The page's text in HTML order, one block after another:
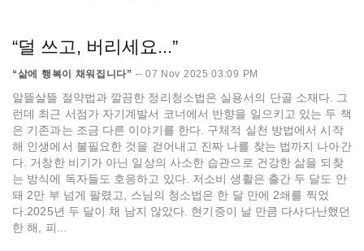
“덜 쓰고, 버리세요...”
“삶에 행복이 채워집니다” -- 07 Nov 2025 03:09 PM
알뜰살뜰 절약법과 깔끔한 정리청소법은 실용서의 단골 소재다. 그
런데 최근 서점가 자기계발서 코너에서 반향을 일으키고 있는 두 책
은 기존과는 조금 다른 이야기를 한다. 구체적 실천 방법에서 시작
해 인생에서 불필요한 것을 걷어내고 진짜 나를 찾는 법까지 나아간
다. 거창한 비기가 아닌 일상의 사소한 습관으로 건강한 삶을 되찾
는 방식에 독자들도 호응하고 있다. 저소비 생활은 출간 두 달도 안
돼 2만 부 넘게 팔렸고, 스님의 청소법은 한 달 만에 2쇄를 찍었
다.2025년 두 달이 채 남지 않았다. 현기증이 날 만큼 다사다난했던
한 해, 피...